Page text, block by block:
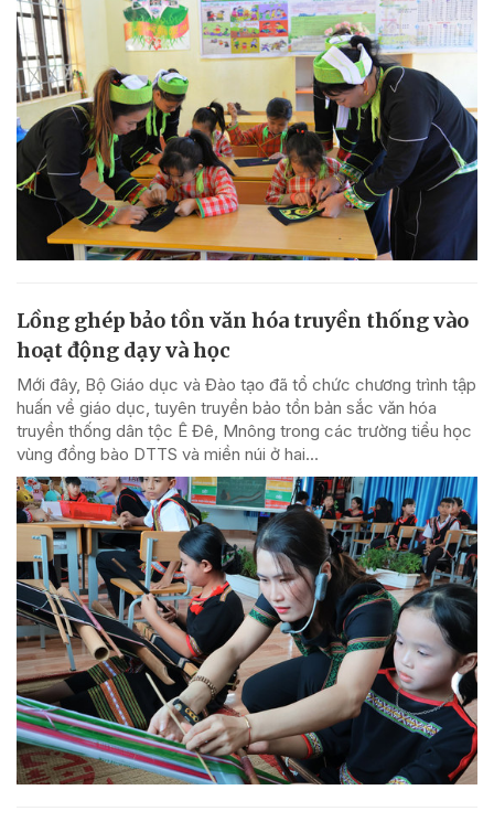
Lồng ghép bảo tồn văn hóa truyền thống vào
hoạt động dạy và học
Mới đây, Bộ Giáo dục và Đào tạo đã tổ chức chương trình tập
huấn về giáo dục, tuyên truyền bảo tồn bản sắc văn hóa
truyền thống dân tộc Ê Đê, Mnông trong các trường tiểu học
vùng đồng bào DTTS và miền núi ở hai...